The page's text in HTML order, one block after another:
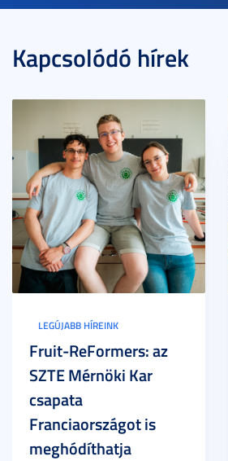
Kapcsolódó hírek
LEGÚJABB HÍREINK
Fruit-ReFormers: az
SZTE Mérnöki Kar
csapata
Franciaországot is
meghódíthatja